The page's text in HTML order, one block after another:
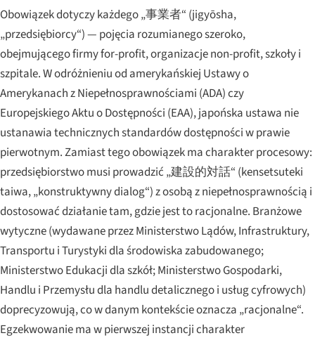
Obowiązek dotyczy każdego „事業者“ (jigyōsha,
„przedsiębiorcy“) — pojęcia rozumianego szeroko,
obejmującego firmy for-profit, organizacje non-profit, szkoły i
szpitale. W odróżnieniu od amerykańskiej Ustawy o
Amerykanach z Niepełnosprawnościami (ADA) czy
Europejskiego Aktu o Dostępności (EAA), japońska ustawa nie
ustanawia technicznych standardów dostępności w prawie
pierwotnym. Zamiast tego obowiązek ma charakter procesowy:
przedsiębiorstwo musi prowadzić „建設的対話“ (kensetsuteki
taiwa, „konstruktywny dialog“) z osobą z niepełnosprawnością i
dostosować działanie tam, gdzie jest to racjonalne. Branżowe
wytyczne (wydawane przez Ministerstwo Lądów, Infrastruktury,
Transportu i Turystyki dla środowiska zabudowanego;
Ministerstwo Edukacji dla szkół; Ministerstwo Gospodarki,
Handlu i Przemysłu dla handlu detalicznego i usług cyfrowych)
doprecyzowują, co w danym kontekście oznacza „racjonalne“.
Egzekwowanie ma w pierwszej instancji charakter